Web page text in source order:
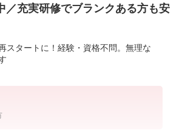
／充実研修でブランクある方も安
スタートに！経験・資格不問。無理な